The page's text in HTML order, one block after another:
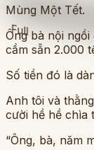
Full
Mùng Một Tết.
Ông bà nội
cầm sẵn 2.000
Số tiền đó là
Anh tôi và
cười hề hề chìa
“Ông, bà, năm